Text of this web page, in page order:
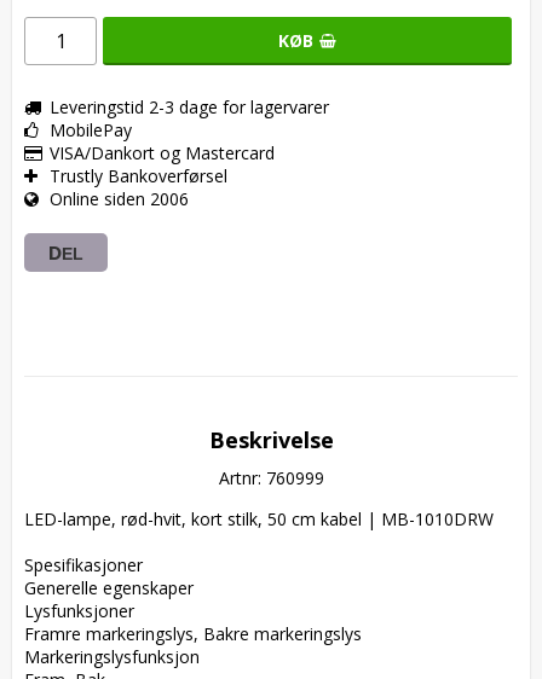
KØB
Leveringstid 2-3 dage for lagervarer
MobilePay
VISA/Dankort og Mastercard
Trustly Bankoverførsel
Online siden 2006
DEL
Beskrivelse
Artnr: 760999
LED-lampe, rød-hvit, kort stilk, 50 cm kabel | MB-1010DRW
Spesifikasjoner
Generelle egenskaper
Lysfunksjoner
Framre markeringslys, Bakre markeringslys
Markeringslysfunksjon